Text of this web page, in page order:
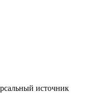
источник